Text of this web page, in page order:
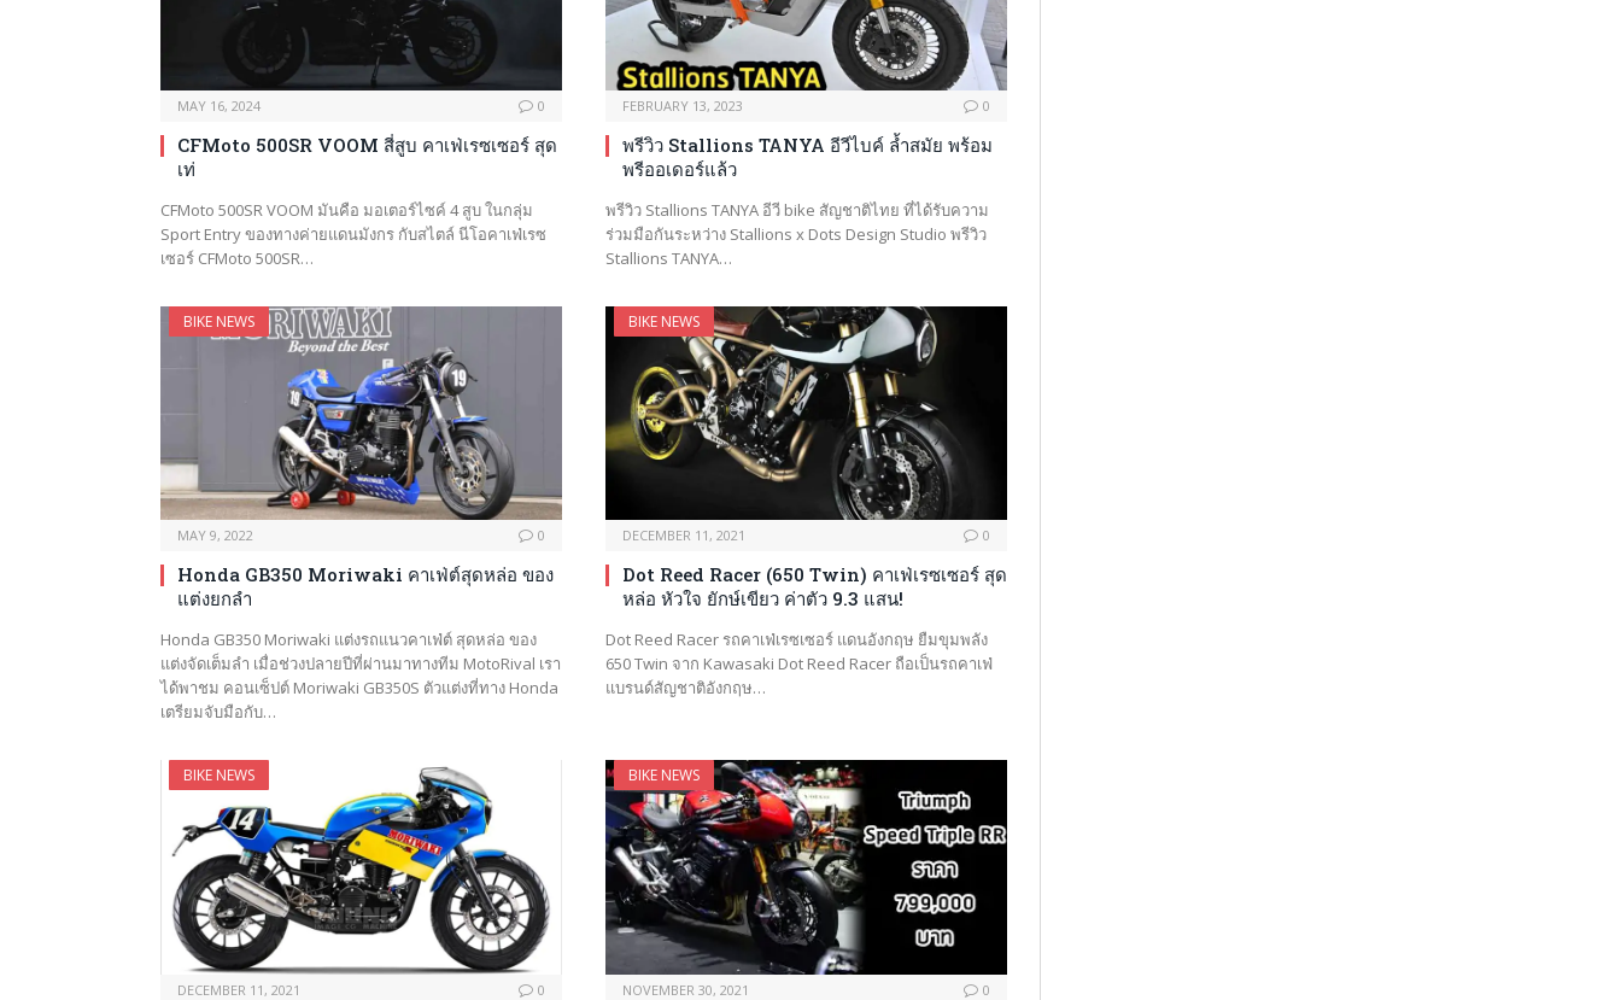
MAY 16, 2024 0
CFMoto 500SR VOOM สี่สูบ คาเฟ่เรซเซอร์ สุด
เท่
CFMoto 500SR VOOM มันคือ มอเตอร์ไซค์ 4 สูบ ในกลุ่ม
Sport Entry ของทางค่ายแดนมังกร กับสไตล์ นีโอคาเฟ่เรซ
เซอร์ CFMoto 500SR…
FEBRUARY 13, 2023 0
พรีวิว Stallions TANYA อีวีไบค์ ล้ำสมัย พร้อม
พรีออเดอร์แล้ว
พรีวิว Stallions TANYA อีวี bike สัญชาติไทย ที่ได้รับความ
ร่วมมือกันระหว่าง Stallions x Dots Design Studio พรีวิว
Stallions TANYA…
BIKE NEWS
MAY 9, 2022 0
Honda GB350 Moriwaki คาเฟ่ต์สุดหล่อ ของ
แต่งยกลำ
Honda GB350 Moriwaki แต่งรถแนวคาเฟ่ต์ สุดหล่อ ของ
แต่งจัดเต็มลำ เมื่อช่วงปลายปีที่ผ่านมาทางทีม MotoRival เรา
ได้พาชม คอนเซ็ปต์ Moriwaki GB350S ตัวแต่งที่ทาง Honda
เตรียมจับมือกับ…
BIKE NEWS
DECEMBER 11, 2021 0
Dot Reed Racer (650 Twin) คาเฟ่เรซเซอร์ สุด
หล่อ หัวใจ ยักษ์เขียว ค่าตัว 9.3 แสน!
Dot Reed Racer รถคาเฟ่เรซเซอร์ แดนอังกฤษ ยืมขุมพลัง
650 Twin จาก Kawasaki Dot Reed Racer ถือเป็นรถคาเฟ่
แบรนด์สัญชาติอังกฤษ…
BIKE NEWS
DECEMBER 11, 2021 0
BIKE NEWS
NOVEMBER 30, 2021 0